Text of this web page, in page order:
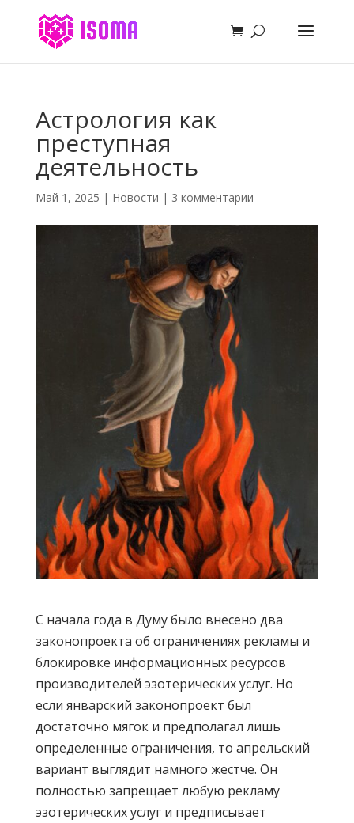
Астрология как
преступная
деятельность
Май 1, 2025 | Новости | 3 комментарии
С начала года в Думу было внесено два
законопроекта об ограничениях рекламы и
блокировке информационных ресурсов
производителей эзотерических услуг. Но
если январский законопроект был
достаточно мягок и предполагал лишь
определенные ограничения, то апрельский
вариант выглядит намного жестче. Он
полностью запрещает любую рекламу
эзотерических услуг и предписывает